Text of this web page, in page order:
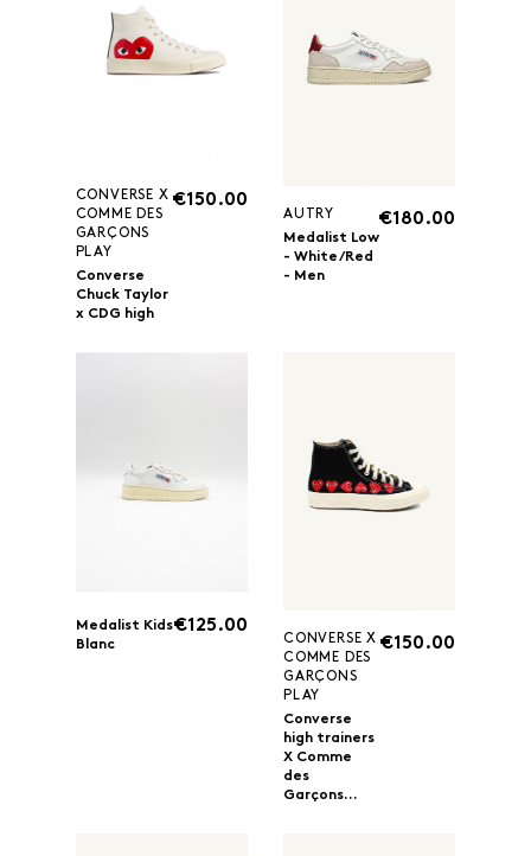
CONVERSE X
COMME DES
GARÇONS
PLAY
Converse
Chuck Taylor
x CDG high
€150.00
AUTRY
Medalist Low
- White/Red
- Men
€180.00
Medalist Kids
Blanc
€125.00
CONVERSE X
COMME DES
GARÇONS
PLAY
Converse
high trainers
X Comme
des
Garçons...
€150.00